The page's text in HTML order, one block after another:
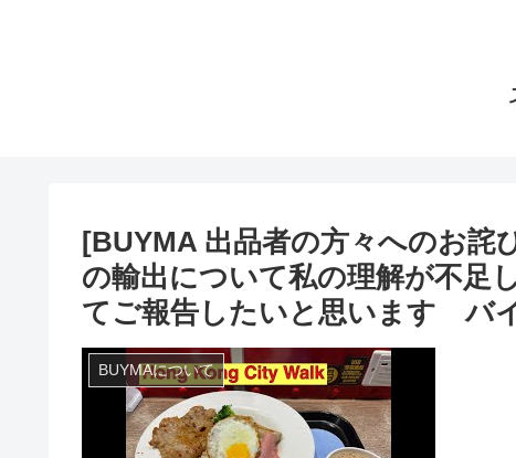
[BUYMA 出品者の方々へのお詫
の輸出について私の理解が不足
てご報告したいと思います バ
BUYMAについて